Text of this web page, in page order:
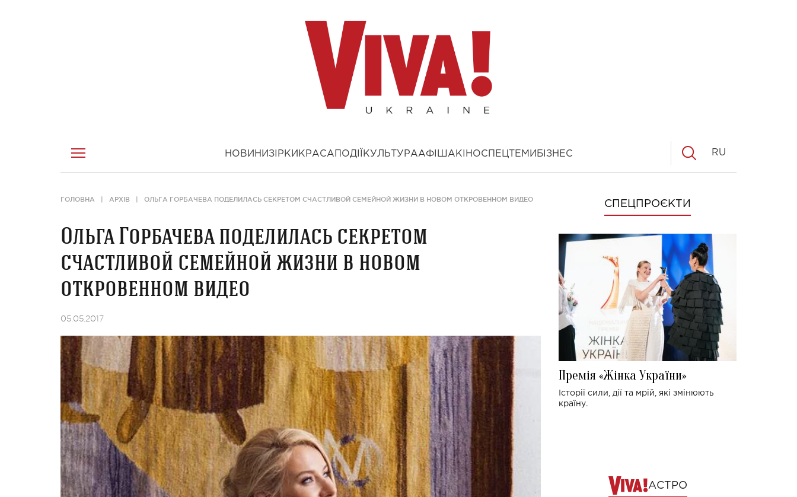
НОВИНИ ЗІРКИ КРАСА ПОДІЇ КУЛЬТУРААФІША КІНОСПЕЦТЕМИ БІЗНЕС RU
ГОЛОВНА АРХІВ ОЛЬГА ГОРБАЧЕВА ПОДЕЛИЛАСЬ СЕКРЕТОМ СЧАСТЛИВОЙ СЕМЕЙНОЙ ЖИЗНИ В НОВОМ ОТКРОВЕННОМ ВИДЕО
Ольга Горбачева поделилась секретом
счастливой семейной жизни в новом
откровенном видео
05.05.2017
СПЕЦПРОЄКТИ
Премія «Жінка України»
Історії сили, дії та мрій, які змінюють
країну.
АСТРО